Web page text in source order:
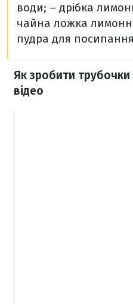
води; – дрібка
чайна ложка
пудра для
Як зробити трубочки
відео